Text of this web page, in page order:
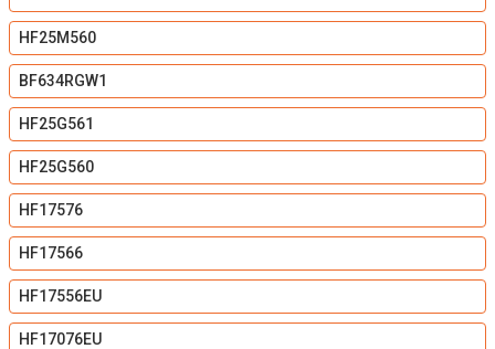
HF25M560
BF634RGW1
HF25G561
HF25G560
HF17576
HF17566
HF17556EU
HF17076EU